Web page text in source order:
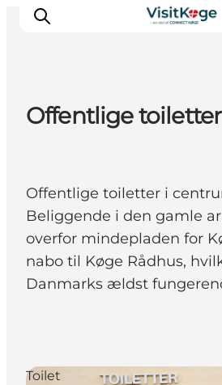
Kano
Det sker
Spisesteder
Overnatning
Outdoor
Offentlige
Offentlige toiletter i
Beliggende i den gamle
overfor mindepladen for
nabo til Køge Rådhus,
Danmarks ældst
Toilet